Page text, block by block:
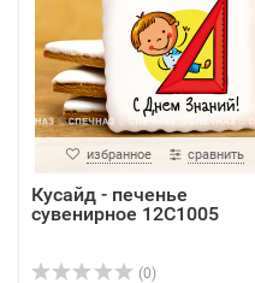
избранное сравнить
Кусайд - печенье
сувенирное 12С1005
(0)